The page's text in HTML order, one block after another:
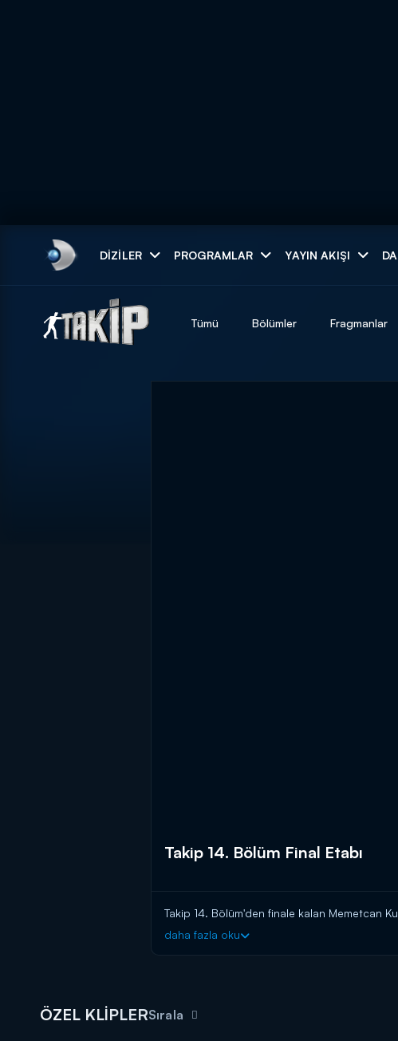
DIZILER PROGRAMLAR YAYIN AKIŞI
Tümü Bölümler Fragmanlar
Takip 14. Bölüm Final Etabı
Takip 14. Bölüm'den finale kalan Memetcan
daha fazla oku
ÖZEL KLİPLERSırala